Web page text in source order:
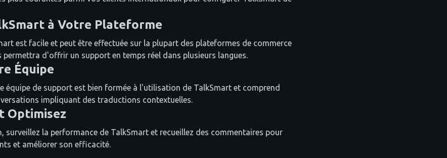
à Votre Plateforme
est facile et peut être effectuée sur la plupart des plateformes de commerce
permettra d'offrir un support en temps réel dans plusieurs langues.
Équipe
équipe de support est bien formée à l'utilisation de TalkSmart et comprend
impliquant des traductions contextuelles.
Optimisez
surveillez la performance de TalkSmart et recueillez des commentaires pour
et améliorer son efficacité.